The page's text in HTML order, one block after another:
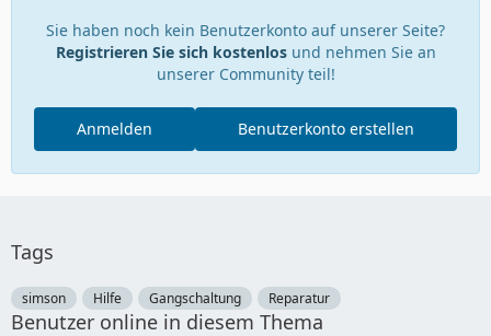
Sie haben noch kein Benutzerkonto auf unserer Seite?
Registrieren Sie sich kostenlosund nehmen Sie an
unserer Community teil!
Benutzerkonto erstellen
Anmelden
Tags
simson Hilfe Gangschaltung Reparatur
Benutzer online in diesem Thema